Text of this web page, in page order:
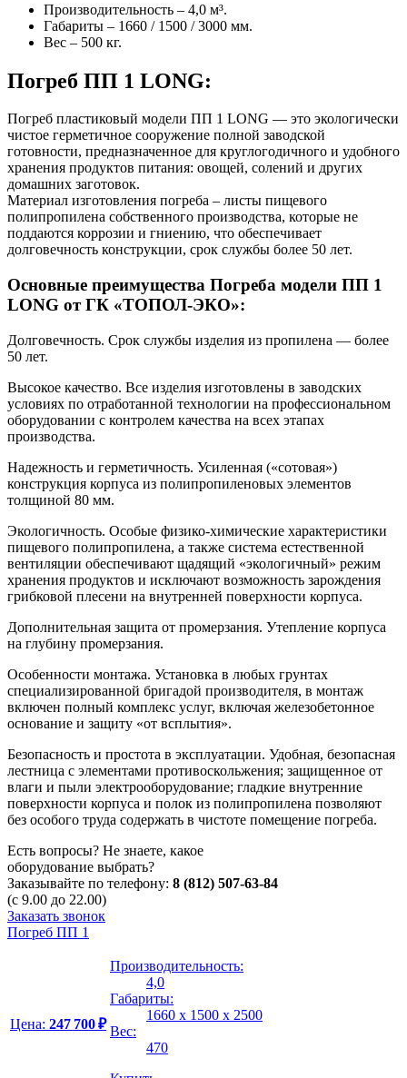
Производительность – 4,0 м³.
Габариты – 1660 / 1500 / 3000 мм.
Вес – 500 кг.
Погреб ПП 1 LONG:
Погреб пластиковый модели ПП 1 LONG — это экологически
чистое герметичное сооружение полной заводской
готовности, предназначенное для круглогодичного и удобного
хранения продуктов питания: овощей, солений и других
домашних заготовок.
Материал изготовления погреба – листы пищевого
полипропилена собственного производства, которые не
поддаются коррозии и гниению, что обеспечивает
долговечность конструкции, срок службы более 50 лет.
Основные преимущества Погреба модели ПП 1
LONG от ГК «ТОПОЛ-ЭКО»:
Долговечность. Срок службы изделия из пропилена — более
50 лет.
Высокое качество. Все изделия изготовлены в заводских
условиях по отработанной технологии на профессиональном
оборудовании с контролем качества на всех этапах
производства.
Надежность и герметичность. Усиленная («сотовая»)
конструкция корпуса из полипропиленовых элементов
толщиной 80 мм.
Экологичность. Особые физико-химические характеристики
пищевого полипропилена, а также система естественной
вентиляции обеспечивают щадящий «экологичный» режим
хранения продуктов и исключают возможность зарождения
грибковой плесени на внутренней поверхности корпуса.
Дополнительная защита от промерзания. Утепление корпуса
на глубину промерзания.
Особенности монтажа. Установка в любых грунтах
специализированной бригадой производителя, в монтаж
включен полный комплекс услуг, включая железобетонное
основание и защиту «от всплытия».
Безопасность и простота в эксплуатации. Удобная, безопасная
лестница с элементами противоскольжения; защищенное от
влаги и пыли электрооборудование; гладкие внутренние
поверхности корпуса и полок из полипропилена позволяют
без особого труда содержать в чистоте помещение погреба.
Есть вопросы? Не знаете, какое
оборудование выбрать?
Заказывайте по телефону: 8 (812) 507-63-84
(с 9.00 до 22.00)
Заказать звонок
Погреб ПП 1
Цена: 247 700 ₽
Производительность:
4,0
Габариты:
1660 х 1500 х 2500
Вес:
470